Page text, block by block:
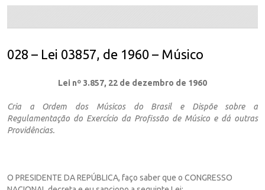
028 – Lei 03857, de 1960 – Músico
Lei nº 3.857, 22 de dezembro de 1960
Cria a Ordem dos Músicos do Brasil e Dispõe sobre a
Regulamentação do Exercício da Profissão de Músico e dá outras
Providências.
O PRESIDENTE DA REPÚBLICA, faço saber que o CONGRESSO